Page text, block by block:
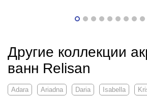
Другие коллекции
ванн Relisan
Adara Ariadna Daria Isabella